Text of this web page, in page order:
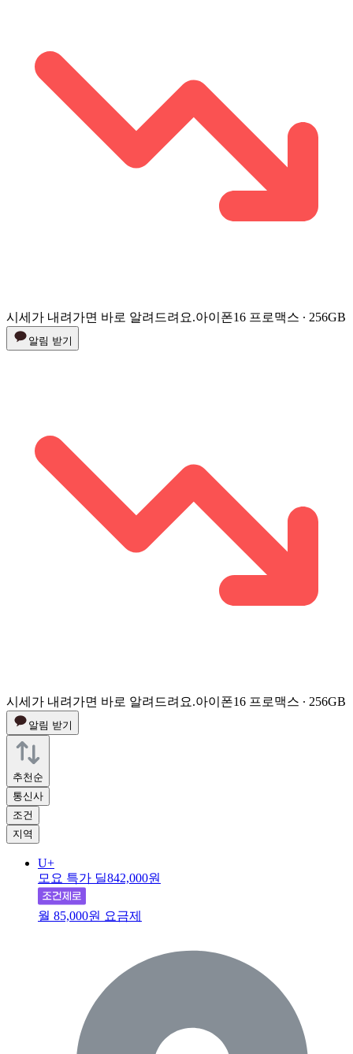
시세가 내려가면 바로 알려드려요.아이폰16 프로맥스 ∙ 256GB
알림 받기
시세가 내려가면 바로 알려드려요.아이폰16 프로맥스 ∙ 256GB
알림 받기
추천순
통신사
조건
지역
U+
모요 특가 딜842,000원
월 85,000원 요금제